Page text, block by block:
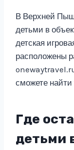
В Верхней
детьми в
детская
расположены
сможете найти
Где
детьми